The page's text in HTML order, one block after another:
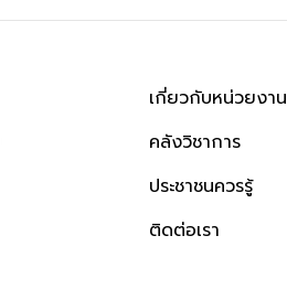
เกี่ยวกับหน่วยงาน
คลังวิชาการ
ประชาชนควรรู้
ติดต่อเรา